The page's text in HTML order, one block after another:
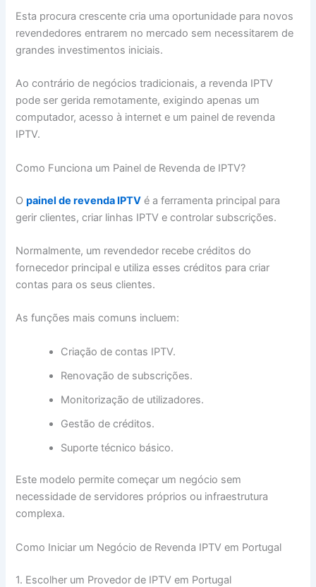
Esta procura crescente cria uma oportunidade para novos
revendedores entrarem no mercado sem necessitarem de
grandes investimentos iniciais.
Ao contrário de negócios tradicionais, a revenda IPTV
pode ser gerida remotamente, exigindo apenas um
computador, acesso à internet e um painel de revenda
IPTV.
Como Funciona um Painel de Revenda de IPTV?
Opainel de revenda IPTV é a ferramenta principal para
gerir clientes, criar linhas IPTV e controlar subscrições.
Normalmente, um revendedor recebe créditos do
fornecedor principal e utiliza esses créditos para criar
contas para os seus clientes.
As funções mais comuns incluem:
Criação de contas IPTV.
Renovação de subscrições.
Monitorização de utilizadores.
Gestão de créditos.
Suporte técnico básico.
Este modelo permite começar um negócio sem
necessidade de servidores próprios ou infraestrutura
complexa.
Como Iniciar um Negócio de Revenda IPTV em Portugal
1. Escolher um Provedor de IPTV em Portugal